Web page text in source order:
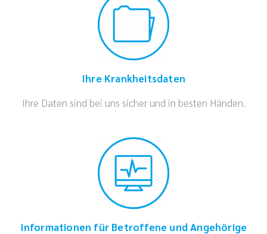
Ihre Krankheitsdaten
Ihre Daten sind bei uns sicher und in besten Händen.
Informationen für Betroffene und Angehörige